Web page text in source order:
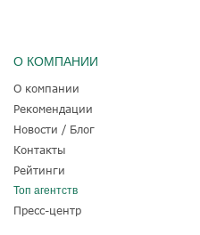
О КОМПАНИИ
О компании
Рекомендации
Новости / Блог
Контакты
Рейтинги
Топ агентств
Пресс-центр